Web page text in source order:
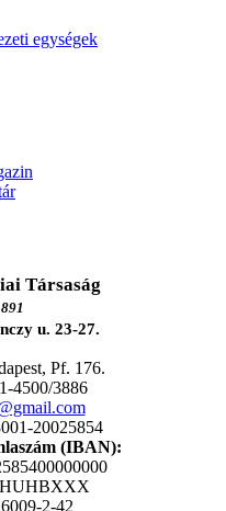
egységek
Társaság
u. 23-27.
Pf. 176.
4500/3886
20025854
(IBAN):
2-42